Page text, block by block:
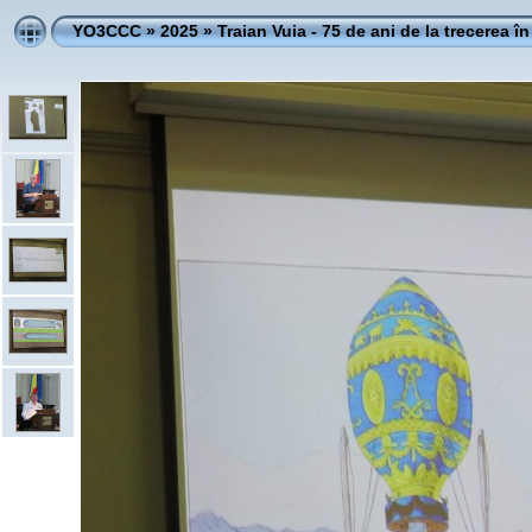
YO3CCC»2025»Traian Vuia - 75 de ani de la trecerea